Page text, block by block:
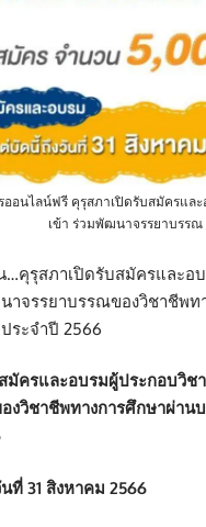
ออนไลน์ฟรี คุรุสภาเปิดรับสมัครแล
เข้า ร่วมพัฒนาจรรยาบรรณ
…คุรุสภาเปิดรับสมัครและอ
าจรรยาบรรณของวิชาชีพท
ระจำปี 2566
มัครและอบรมผู้ประกอบวิช
งวิชาชีพทางการศึกษาผ่าน
ที่ 31 สิงหาคม 2566